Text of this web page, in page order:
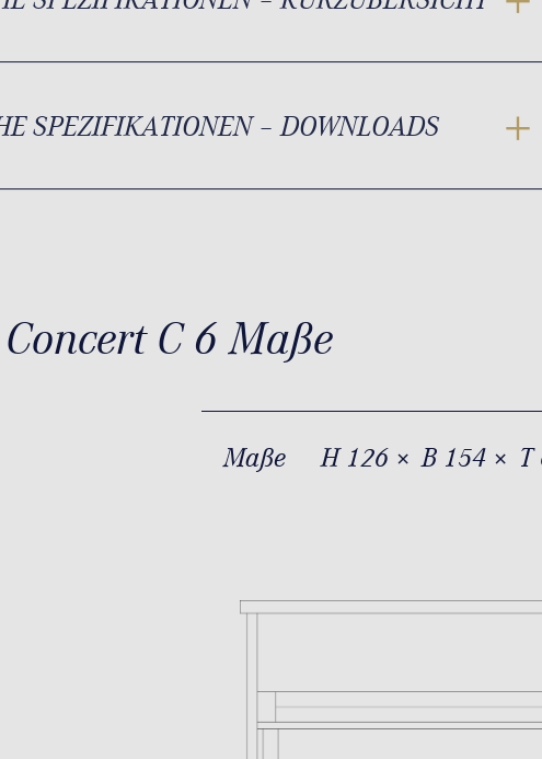
SPEZIFIKATIONEN – DOWNLOADS
Concert C 6 Maße
Maße H 126 × B 154 × T